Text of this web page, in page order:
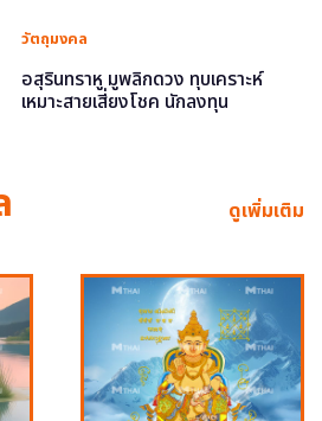
วัตถุมงคล
อสุรินทราหู มูพลิกดวง ทุบเคราะห์
เหมาะสายเสี่ยงโชค นักลงทุน
ดูเพิ่มเติม